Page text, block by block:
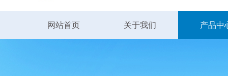
网站首页 关于我们 产品中